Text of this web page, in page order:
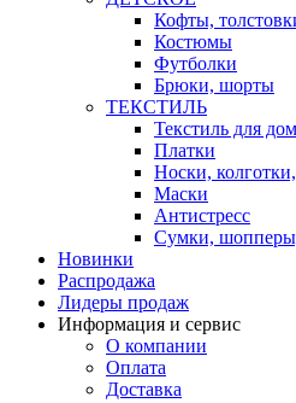
Кофты,
Костюмы
Футболки
Брюки, шорты
ТЕКСТИЛЬ
Текстиль для
Платки
Носки,
Маски
Антистресс
Сумки,
Новинки
Распродажа
Лидеры продаж
Информация и сервис
О компании
Оплата
Доставка